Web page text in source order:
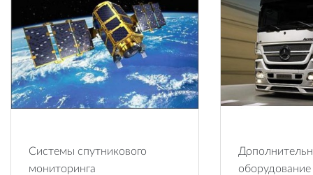
Системы спутникового
мониторинга
оборудование